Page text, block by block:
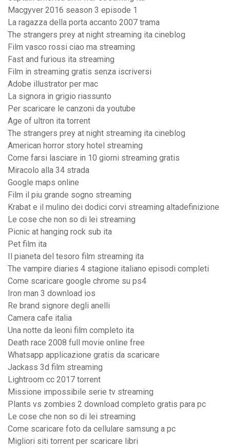
Macgyver 2016 season 3 episode 1
La ragazza della porta accanto 2007 trama
The strangers prey at night streaming ita cineblog
Film vasco rossi ciao ma streaming
Fast and furious ita streaming
Film in streaming gratis senza iscriversi
Adobe illustrator per mac
La signora in grigio riassunto
Per scaricare le canzoni da youtube
Age of ultron ita torrent
The strangers prey at night streaming ita cineblog
American horror story hotel streaming
Come farsi lasciare in 10 giorni streaming gratis
Miracolo alla 34 strada
Google maps online
Film il piu grande sogno streaming
Krabat e il mulino dei dodici corvi streaming altadefinizione
Le cose che non so di lei streaming
Picnic at hanging rock sub ita
Pet film ita
Il pianeta del tesoro film streaming ita
The vampire diaries 4 stagione italiano episodi completi
Come scaricare google chrome su ps4
Iron man 3 download ios
Re brand signore degli anelli
Camera cafe italia
Una notte da leoni film completo ita
Death race 2008 full movie online free
Whatsapp applicazione gratis da scaricare
Jackass 3d film streaming
Lightroom cc 2017 torrent
Missione impossibile serie tv streaming
Plants vs zombies 2 download completo gratis para pc
Le cose che non so di lei streaming
Come scaricare foto da cellulare samsung a pc
Migliori siti torrent per scaricare libri